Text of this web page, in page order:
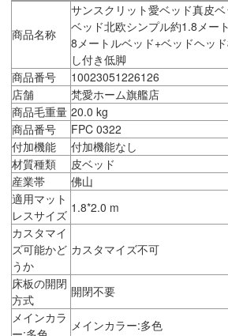
商品名称
サンスクリット愛ベッド真皮
ベッド北欧シンプル約1.8メー
8メートルベッド+ベッドヘッ
し付き低脚
商品番号
10023051226126
店舗
梵愛ホーム旗艦店
商品毛重量 20.0 kg
商品番号
FPC 0322
付加機能
付加機能なし
材質種類
皮ベッド
産業帯
佛山
適用マット
レスサイズ 1.8*2.0 m
カスタマイ
ズ可能かど
うか
カスタマイズ不可
床板の開閉
方式
開閉不要
メインカラ メインカラー:多色